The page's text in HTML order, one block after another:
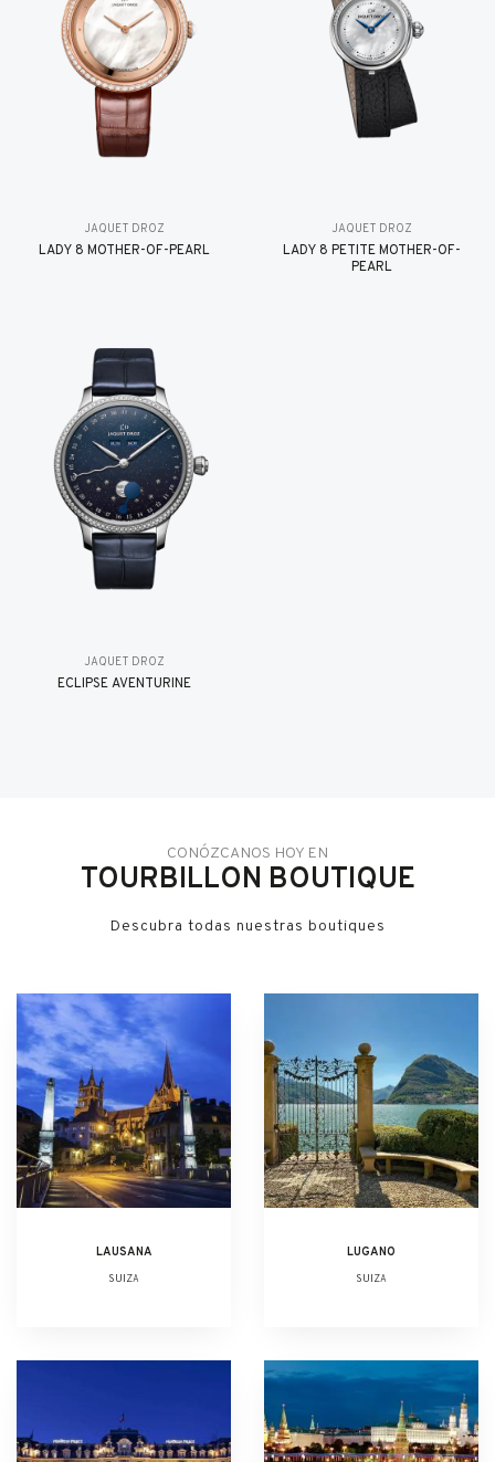
JAQUET DROZ
LADY 8 MOTHER-OF-PEARL
JAQUET DROZ
LADY 8 PETITE MOTHER-OF-
PEARL
JAQUET DROZ
ÉCLIPSE AVENTURINE
CONÓZCANOS HOY EN
TOURBILLON BOUTIQUE
Descubra todas nuestras boutiques
LAUSANA
SUIZA
LUGANO
SUIZA